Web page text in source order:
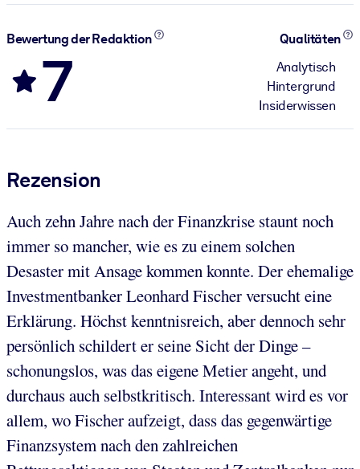
Bewertung der Redaktion
7
Qualitäten
Analytisch
Hintergrund
Insiderwissen
Rezension
Auch zehn Jahre nach der Finanzkrise staunt noch
immer so mancher, wie es zu einem solchen
Desaster mit Ansage kommen konnte. Der ehemalige
Investmentbanker Leonhard Fischer versucht eine
Erklärung. Höchst kenntnisreich, aber dennoch sehr
persönlich schildert er seine Sicht der Dinge –
schonungslos, was das eigene Metier angeht, und
durchaus auch selbstkritisch. Interessant wird es vor
allem, wo Fischer aufzeigt, dass das gegenwärtige
Finanzsystem nach den zahlreichen